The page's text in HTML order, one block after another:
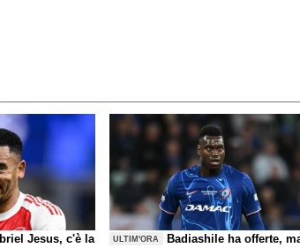
Jesus, c'è la
ULTIM'ORA
Badiashile ha offerte,